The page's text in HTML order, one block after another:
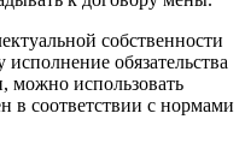
собственности
обязательства
можно использовать
в соответствии с нормами